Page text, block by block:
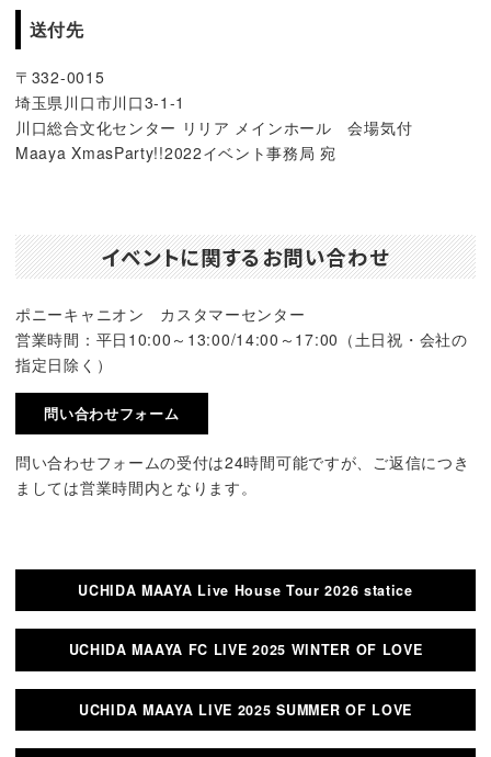
送付先
〒332-0015
埼玉県川口市川口3-1-1
川口総合文化センター リリア メインホール 会場気付
Maaya XmasParty!!2022イベント事務局 宛
イベントに関するお問い合わせ
ポニーキャニオン カスタマーセンター
営業時間：平日10:00～13:00/14:00～17:00（土日祝・会社の
指定日除く）
問い合わせフォーム
問い合わせフォームの受付は24時間可能ですが、ご返信につき
ましては営業時間内となります。
UCHIDA MAAYA Live House Tour 2026 statice
UCHIDA MAAYA FC LIVE 2025 WINTER OF LOVE
UCHIDA MAAYA LIVE 2025 SUMMER OF LOVE